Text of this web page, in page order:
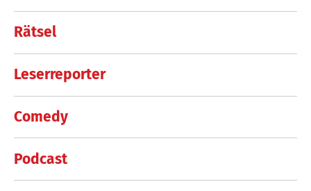
Rätsel
Leserreporter
Comedy
Podcast